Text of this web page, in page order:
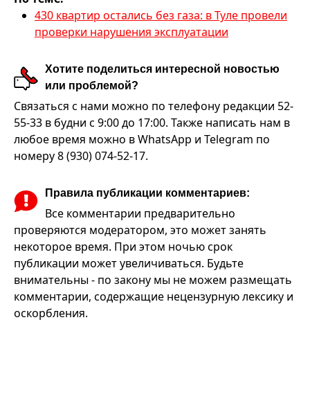
430 квартир остались без газа: в Туле провели
проверки нарушения эксплуатации
Хотите поделиться интересной новостью
или проблемой?
Связаться с нами можно по телефону редакции 52-
55-33 в будни с 9:00 до 17:00. Также написать нам в
любое время можно в WhatsApp и Telegram по
номеру 8 (930) 074-52-17.
Правила публикации комментариев:
Все комментарии предварительно
проверяются модератором, это может занять
некоторое время. При этом ночью срок
публикации может увеличиваться. Будьте
внимательны - по закону мы не можем размещать
комментарии, содержащие нецензурную лексику и
оскорбления.